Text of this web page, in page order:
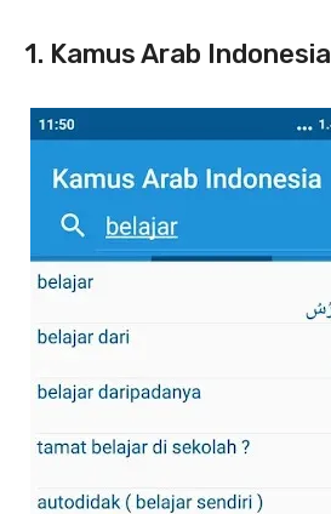
1. Kamus Arab Indonesia